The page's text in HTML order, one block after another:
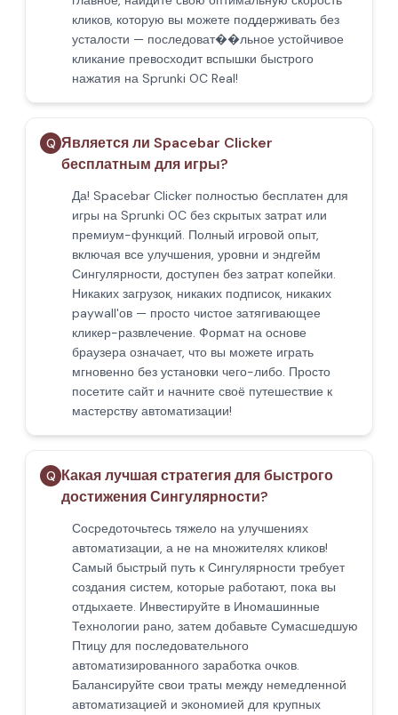
кликов, которую вы можете поддерживать без
усталости — последоват��льное устойчивое
кликание превосходит вспышки быстрого
нажатия на Sprunki OC Real!
Q Является ли Spacebar Clicker
бесплатным для игры?
Да! Spacebar Clicker полностью бесплатен для
игры на Sprunki OC без скрытых затрат или
премиум-функций. Полный игровой опыт,
включая все улучшения, уровни и эндгейм
Сингулярности, доступен без затрат копейки.
Никаких загрузок, никаких подписок, никаких
paywall'ов — просто чистое затягивающее
кликер-развлечение. Формат на основе
браузера означает, что вы можете играть
мгновенно без установки чего-либо. Просто
посетите сайт и начните своё путешествие к
мастерству автоматизации!
Q Какая лучшая стратегия для быстрого
достижения Сингулярности?
Сосредоточьтесь тяжело на улучшениях
автоматизации, а не на множителях кликов!
Самый быстрый путь к Сингулярности требует
создания систем, которые работают, пока вы
отдыхаете. Инвестируйте в Иномашинные
Технологии рано, затем добавьте Сумасшедшую
Птицу для последовательного
автоматизированного заработка очков.
Балансируйте свои траты между немедленной
автоматизацией и экономией для крупных